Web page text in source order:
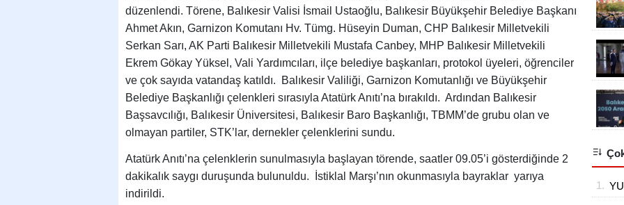
düzenlendi. Törene, Balıkesir Valisi İsmail Ustaoğlu, Balıkesir Büyükşehir Belediye Başkanı
Ahmet Akın, Garnizon Komutanı Hv. Tümg. Hüseyin Duman, CHP Balıkesir Milletvekili
Serkan Sarı, AK Parti Balıkesir Milletvekili Mustafa Canbey, MHP Balıkesir Milletvekili
Ekrem Gökay Yüksel, Vali Yardımcıları, ilçe belediye başkanları, protokol üyeleri, öğrenciler
ve çok sayıda vatandaş katıldı. Balıkesir Valiliği, Garnizon Komutanlığı ve Büyükşehir
Belediye Başkanlığı çelenkleri sırasıyla Atatürk Anıtı’na bırakıldı. Ardından Balıkesir
Başsavcılığı, Balıkesir Üniversitesi, Balıkesir Baro Başkanlığı, TBMM’de grubu olan ve
olmayan partiler, STK’lar, dernekler çelenklerini sundu.
Atatürk Anıtı’na çelenklerin sunulmasıyla başlayan törende, saatler 09.05’i gösterdiğinde 2
dakikalık saygı duruşunda bulunuldu. İstiklal Marşı’nın okunmasıyla bayraklar yarıya
indirildi.
1.